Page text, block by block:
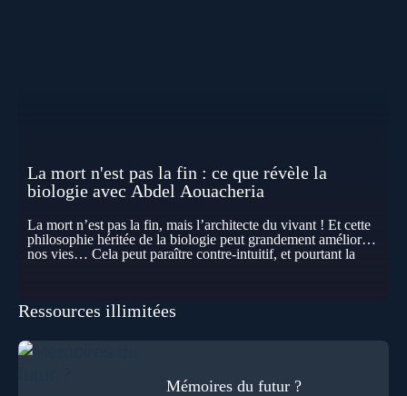
La mort n'est pas la fin : ce que révèle la
biologie avec Abdel Aouacheria
La mort n’est pas la fin, mais l’architecte du vivant ! Et cette
philosophie héritée de la biologie peut grandement améliorer
nos vies… Cela peut paraître contre-intuitif, et pourtant la
se construisent grâce à des milliers de morts cellulaires
effacements nécessaires façonnent la vie elle-même. À toutes
les échelles, la mort apparaît moins comme une rupture que
elle transformer notre manière de penser la mort ? Existe-t-il
Ressources illimitées
Mémoires du futur ?